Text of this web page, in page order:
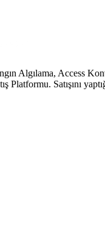
Algılama, Access
Platformu. Satışını